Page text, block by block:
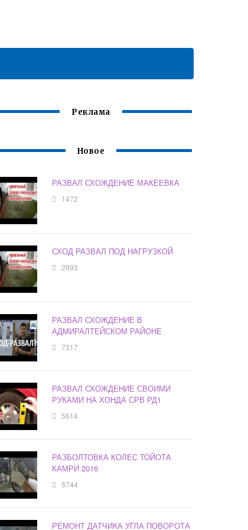
Реклама
Новое
РАЗВАЛ СХОЖДЕНИЕ МАКЕЕВКА
1472
СХОД РАЗВАЛ ПОД НАГРУЗКОЙ
2993
РАЗВАЛ СХОЖДЕНИЕ В
АДМИРАЛТЕЙСКОМ РАЙОНЕ
7317
РАЗВАЛ СХОЖДЕНИЕ СВОИМИ
РУКАМИ НА ХОНДА СРВ РД1
5614
РАЗБОЛТОВКА КОЛЕС ТОЙОТА
КАМРИ 2016
5744
РЕМОНТ ДАТЧИКА УГЛА ПОВОРОТА